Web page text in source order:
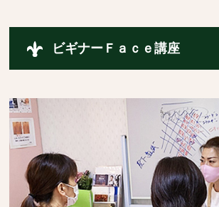
ビギナーＦａｃｅ講座